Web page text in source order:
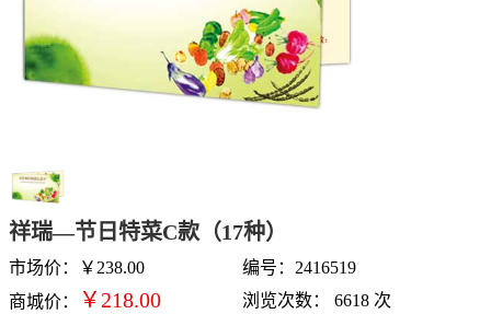
祥瑞—节日特菜C款（17种）
市场价：￥238.00 编号： 2416519
商城价：
￥218.00 浏览次数： 6618 次